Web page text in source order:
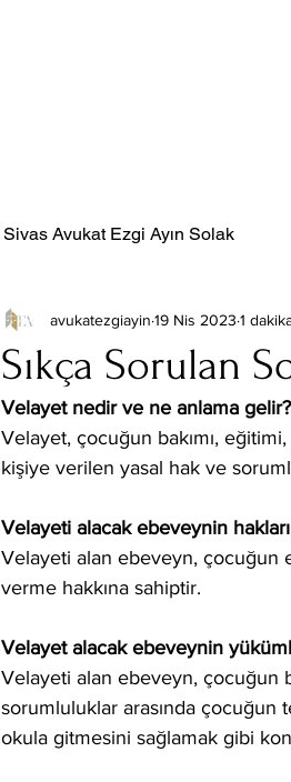
Sivas Avukat Ezgi Ayın Solak
Sıkça Sorulan
avukatezgiayin 19 Nis 2023 1
Velayet nedir ve ne anlama gelir?
Velayet, çocuğun bakımı,
kişiye verilen yasal hak ve
Velayeti alacak ebeveynin
Velayeti alan ebeveyn, çocuğun
verme hakkına sahiptir.
Velayet alacak ebeveynin
Velayeti alan ebeveyn, çocuğun
sorumluluklar arasında çocuğun
okula gitmesini sağlamak gibi